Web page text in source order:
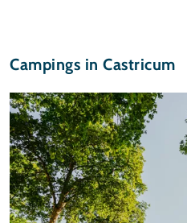
Campings in Castricum